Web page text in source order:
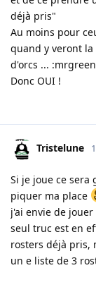
déjà pris"
Au moins pour
quand y veront
d'orcs ...
Donc OUI !
Tristelune
Si je joue ce sera
piquer ma place
j'ai envie de
seul truc est en
rosters déjà pris,
un e liste de 3